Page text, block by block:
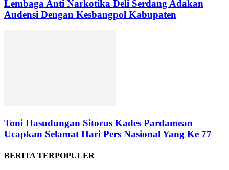
Lembaga Anti Narkotika Deli Serdang Adakan
Audensi Dengan Kesbangpol Kabupaten
Toni Hasudungan Sitorus Kades Pardamean
Ucapkan Selamat Hari Pers Nasional Yang Ke 77
BERITA TERPOPULER